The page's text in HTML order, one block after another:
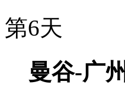
第6天
曼谷-广州